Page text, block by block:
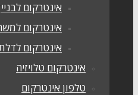
אינטרקום לבניין
אינטרקום למשרד
אינטרקום לדלת כניסה
אינטרקום טלויזיה
טלפון אינטרקום